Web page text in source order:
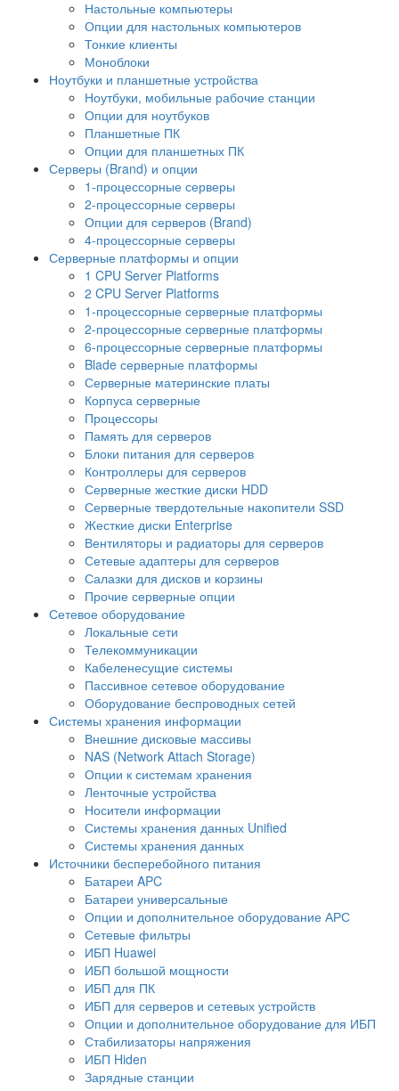
Настольные компьютеры
Опции для настольных компьютеров
Тонкие клиенты
Моноблоки
Ноутбуки и планшетные устройства
Ноутбуки, мобильные рабочие станции
Опции для ноутбуков
Планшетные ПК
Опции для планшетных ПК
Серверы (Brand) и опции
1-процессорные серверы
2-процессорные серверы
Опции для серверов (Brand)
4-процессорные серверы
Серверные платформы и опции
1 CPU Server Platforms
2 CPU Server Platforms
1-процессорные серверные платформы
2-процессорные серверные платформы
6-процессорные серверные платформы
Blade серверные платформы
Серверные материнские платы
Корпуса серверные
Процессоры
Память для серверов
Блоки питания для серверов
Контроллеры для серверов
Серверные жесткие диски HDD
Серверные твердотельные накопители SSD
Жесткие диски Enterprise
Вентиляторы и радиаторы для серверов
Сетевые адаптеры для серверов
Салазки для дисков и корзины
Прочие серверные опции
Сетевое оборудование
Локальные сети
Телекоммуникации
Кабеленесущие системы
Пассивное сетевое оборудование
Оборудование беспроводных сетей
Системы хранения информации
Внешние дисковые массивы
NAS (Network Attach Storage)
Опции к системам хранения
Ленточные устройства
Носители информации
Системы хранения данных Unified
Системы хранения данных
Источники бесперебойного питания
Батареи APC
Батареи универсальные
Опции и дополнительное оборудование АРС
Сетевые фильтры
ИБП Huawei
ИБП большой мощности
ИБП для ПК
ИБП для серверов и сетевых устройств
Опции и дополнительное оборудование для ИБП
Стабилизаторы напряжения
ИБП Hiden
Зарядные станции